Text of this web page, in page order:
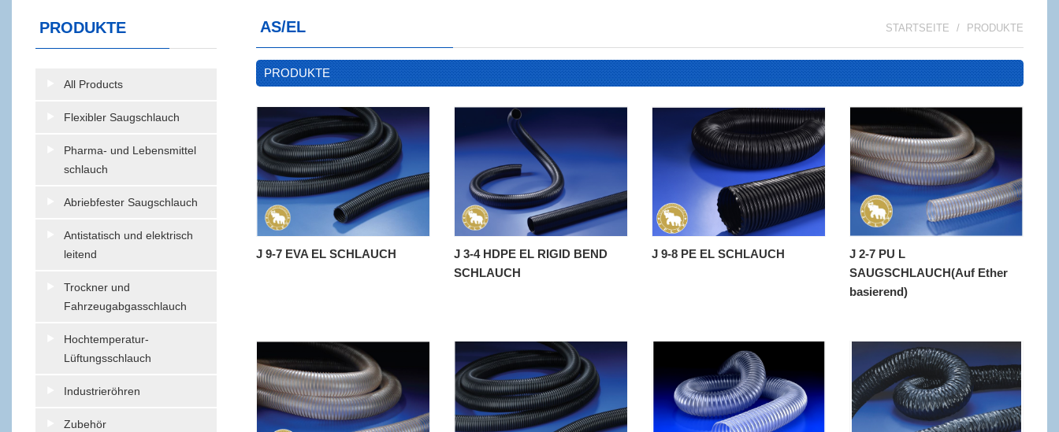
PRODUKTE
All Products
Flexibler Saugschlauch
Pharma- und Lebensmittel
schlauch
Abriebfester Saugschlauch
Antistatisch und elektrisch
leitend
Trockner und
Fahrzeugabgasschlauch
Hochtemperatur-
Lüftungsschlauch
Industrieröhren
Zubehör
AS/EL STARTSEITE PRODUKTE
PRODUKTE
J 9-7 EVA EL SCHLAUCH
J 3-4 HDPE EL RIGID BEND
SCHLAUCH
J 9-8 PE EL SCHLAUCH
J 2-7 PU L
SAUGSCHLAUCH(Auf Ether
basierend)